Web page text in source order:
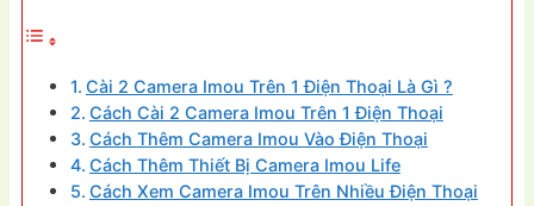
Cài 2 Camera Imou Trên 1 Điện Thoại Là Gì ?
Cách Cài 2 Camera Imou Trên 1 Điện Thoại
Cách Thêm Camera Imou Vào Điện Thoại
Cách Thêm Thiết Bị Camera Imou Life
Cách Xem Camera Imou Trên Nhiều Điện Thoại